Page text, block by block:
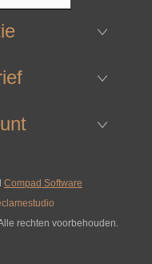
Compad Software
rechten voorbehouden.